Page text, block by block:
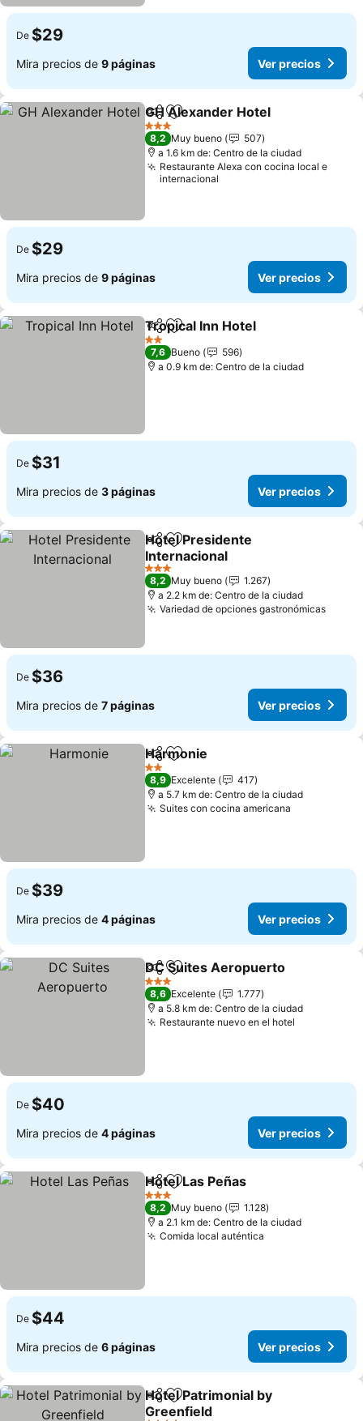
De $29
Mira precios de 9 páginas Ver precios
CompartirAgregar a favoritos
GH Alexander Hotel
3 Estrellas
8,2 Muy bueno
507
a 1.6 km de: Centro de la ciudad
Restaurante Alexa con cocina local e
internacional
De $29
Mira precios de 9 páginas Ver precios
Compartir
Agregar a favoritos
Tropical Inn Hotel
2 Estrellas
7,6 Bueno
596
a 0.9 km de: Centro de la ciudad
De $31
Mira precios de 3 páginas Ver precios
CompartirAgregar a favoritos
Hotel Presidente
Internacional
3 Estrellas
8,2 Muy bueno
1.267
a 2.2 km de: Centro de la ciudad
Variedad de opciones gastronómicas
De $36
Mira precios de 7 páginas Ver precios
CompartirAgregar a favoritos
Harmonie
2 Estrellas
8,9 Excelente
417
a 5.7 km de: Centro de la ciudad
Suites con cocina americana
De $39
Mira precios de 4 páginas Ver precios
CompartirAgregar a favoritos
DC Suites Aeropuerto
3 Estrellas
8,6 Excelente
1.777
a 5.8 km de: Centro de la ciudad
Restaurante nuevo en el hotel
De $40
Mira precios de 4 páginas Ver precios
CompartirAgregar a favoritos
Hotel Las Peñas
3 Estrellas
8,2 Muy bueno
1.128
a 2.1 km de: Centro de la ciudad
Comida local auténtica
De $44
Mira precios de 6 páginas Ver precios
CompartirAgregar a favoritos
Hotel Patrimonial by
Greenfield